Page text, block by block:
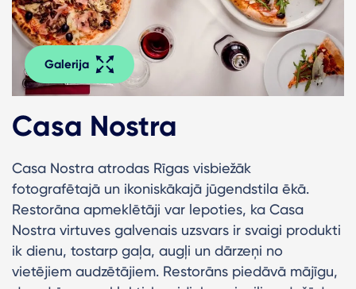
Galerija
Casa Nostra
Casa Nostra atrodas Rīgas visbiežāk
fotografētajā un ikoniskākajā jūgendstila ēkā.
Restorāna apmeklētāji var lepoties, ka Casa
Nostra virtuves galvenais uzsvars ir svaigi produkti
ik dienu, tostarp gaļa, augļi un dārzeņi no
vietējiem audzētājiem. Restorāns piedāvā mājīgu,